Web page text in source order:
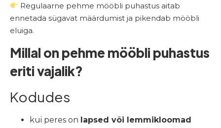
Regulaarne pehme mööbli puhastus aitab
ennetada sügavat määrdumist ja pikendab mööbli
eluiga.
Millal on pehme mööbli puhastus
eriti vajalik?
Kodudes
kui peres on lapsed või lemmikloomad